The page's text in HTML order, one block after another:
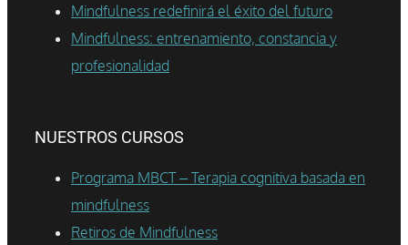
Mindfulness redefinirá el éxito del futuro
Mindfulness: entrenamiento, constancia y
profesionalidad
NUESTROS CURSOS
Programa MBCT – Terapia cognitiva basada en
mindfulness
Retiros de Mindfulness